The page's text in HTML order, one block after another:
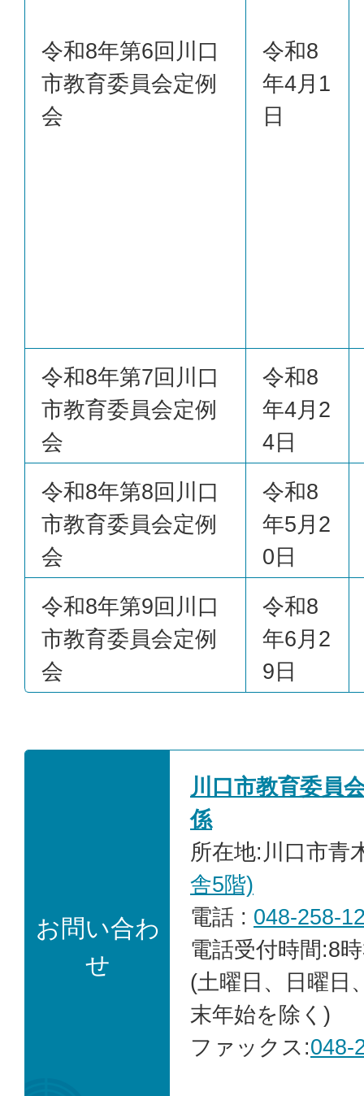
令和8年第6回川口
市教育委員会定例
会
令和8
年4月1
日
令和8年第7回川口
市教育委員会定例
会
令和8
年4月2
4日
令和8年第8回川口
市教育委員会定例
会
令和8
年5月2
0日
令和8年第9回川口
市教育委員会定例
会
令和8
年6月2
9日
お問い合わ
せ
川口市教育委員
係
所在地:川口市青
舎5階)
電話 : 048-258-
電話受付時間:8
(土曜日、日曜日
末年始を除く)
ファックス:048-